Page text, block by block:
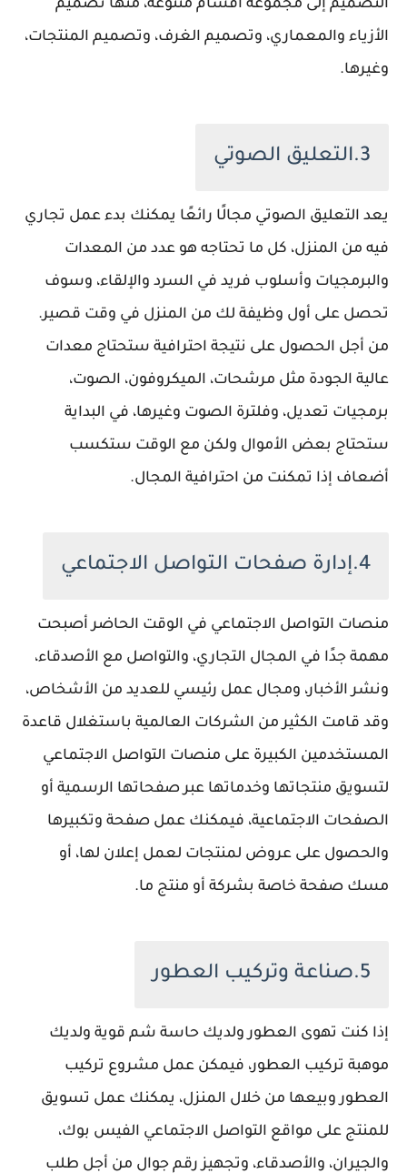
التصميم إلى مجموعة أقسام متنوعة، منها تصميم
الأزياء والمعماري، وتصميم الغرف، وتصميم المنتجات،
وغيرها.
3.التعليق الصوتي
يعد التعليق الصوتي مجالًا رائعًا يمكنك بدء عمل تجاري
فيه من المنزل، كل ما تحتاجه هو عدد من المعدات
والبرمجيات وأسلوب فريد في السرد والإلقاء، وسوف
تحصل على أول وظيفة لك من المنزل في وقت قصير.
من أجل الحصول على نتيجة احترافية ستحتاج معدات
عالية الجودة مثل مرشحات، الميكروفون، الصوت،
برمجيات تعديل، وفلترة الصوت وغيرها، في البداية
ستحتاج بعض الأموال ولكن مع الوقت ستكسب
أضعاف إذا تمكنت من احترافية المجال.
4.إدارة صفحات التواصل الاجتماعي
منصات التواصل الاجتماعي في الوقت الحاضر أصبحت
مهمة جدًا في المجال التجاري، والتواصل مع الأصدقاء،
ونشر الأخبار، ومجال عمل رئيسي للعديد من الأشخاص،
وقد قامت الكثير من الشركات العالمية باستغلال قاعدة
المستخدمين الكبيرة على منصات التواصل الاجتماعي
لتسويق منتجاتها وخدماتها عبر صفحاتها الرسمية أو
الصفحات الاجتماعية، فيمكنك عمل صفحة وتكبيرها
والحصول على عروض لمنتجات لعمل إعلان لها، أو
مسك صفحة خاصة بشركة أو منتج ما.
5.صناعة وتركيب العطور
إذا كنت تهوى العطور ولديك حاسة شم قوية ولديك
موهبة تركيب العطور، فيمكن عمل مشروع تركيب
العطور وبيعها من خلال المنزل، يمكنك عمل تسويق
للمنتج على مواقع التواصل الاجتماعي الفيس بوك،
والجيران، والأصدقاء، وتجهيز رقم جوال من أجل طلب